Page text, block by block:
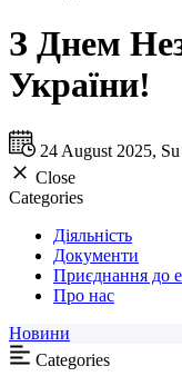
З Днем
України!
24 August 2025, Su
Close
Categories
Діяльність
Документи
Приєднання до
Про нас
Новини
Categories